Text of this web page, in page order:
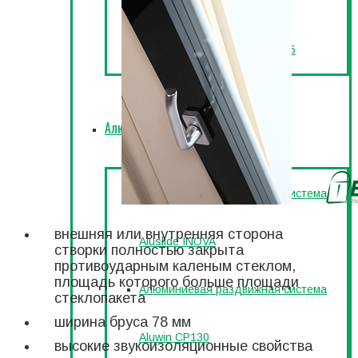
Двери Aluwin холодный SY45
Алюминиевые раздвижные системы
Алюминиевая раздвижная система
Aluslide INOVA
Алюминиевая раздвижная система
Aluwin CP130
внешняя или внутренняя сторона
створки полностью закрыта
противоударным каленым стеклом,
площадь которого больше площади
стеклопакета
ширина бруса 78 мм
высокие звукоизоляционные свойства